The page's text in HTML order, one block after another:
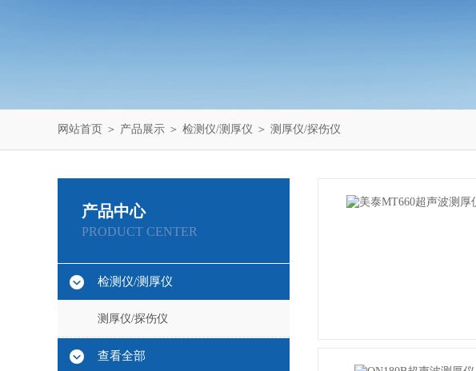
网站首页 ＞ 产品展示 ＞ 检测仪/测厚仪 ＞ 测厚仪/探伤仪
产品中心
PRODUCT CENTER
检测仪/测厚仪
测厚仪/探伤仪
查看全部